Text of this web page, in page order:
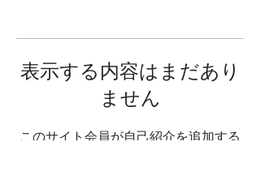
表示する内容はまだあり
ません
このサイト会員が自己紹介を追加する